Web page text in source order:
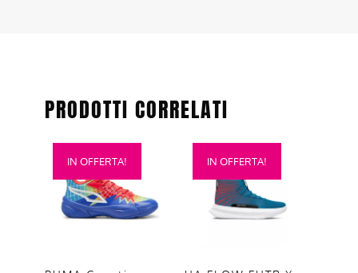
PRODOTTI CORRELATI
IN OFFERTA!
Questo
prodotto
più
opzioni
IN OFFERTA!
Questo
prodotto
opzioni